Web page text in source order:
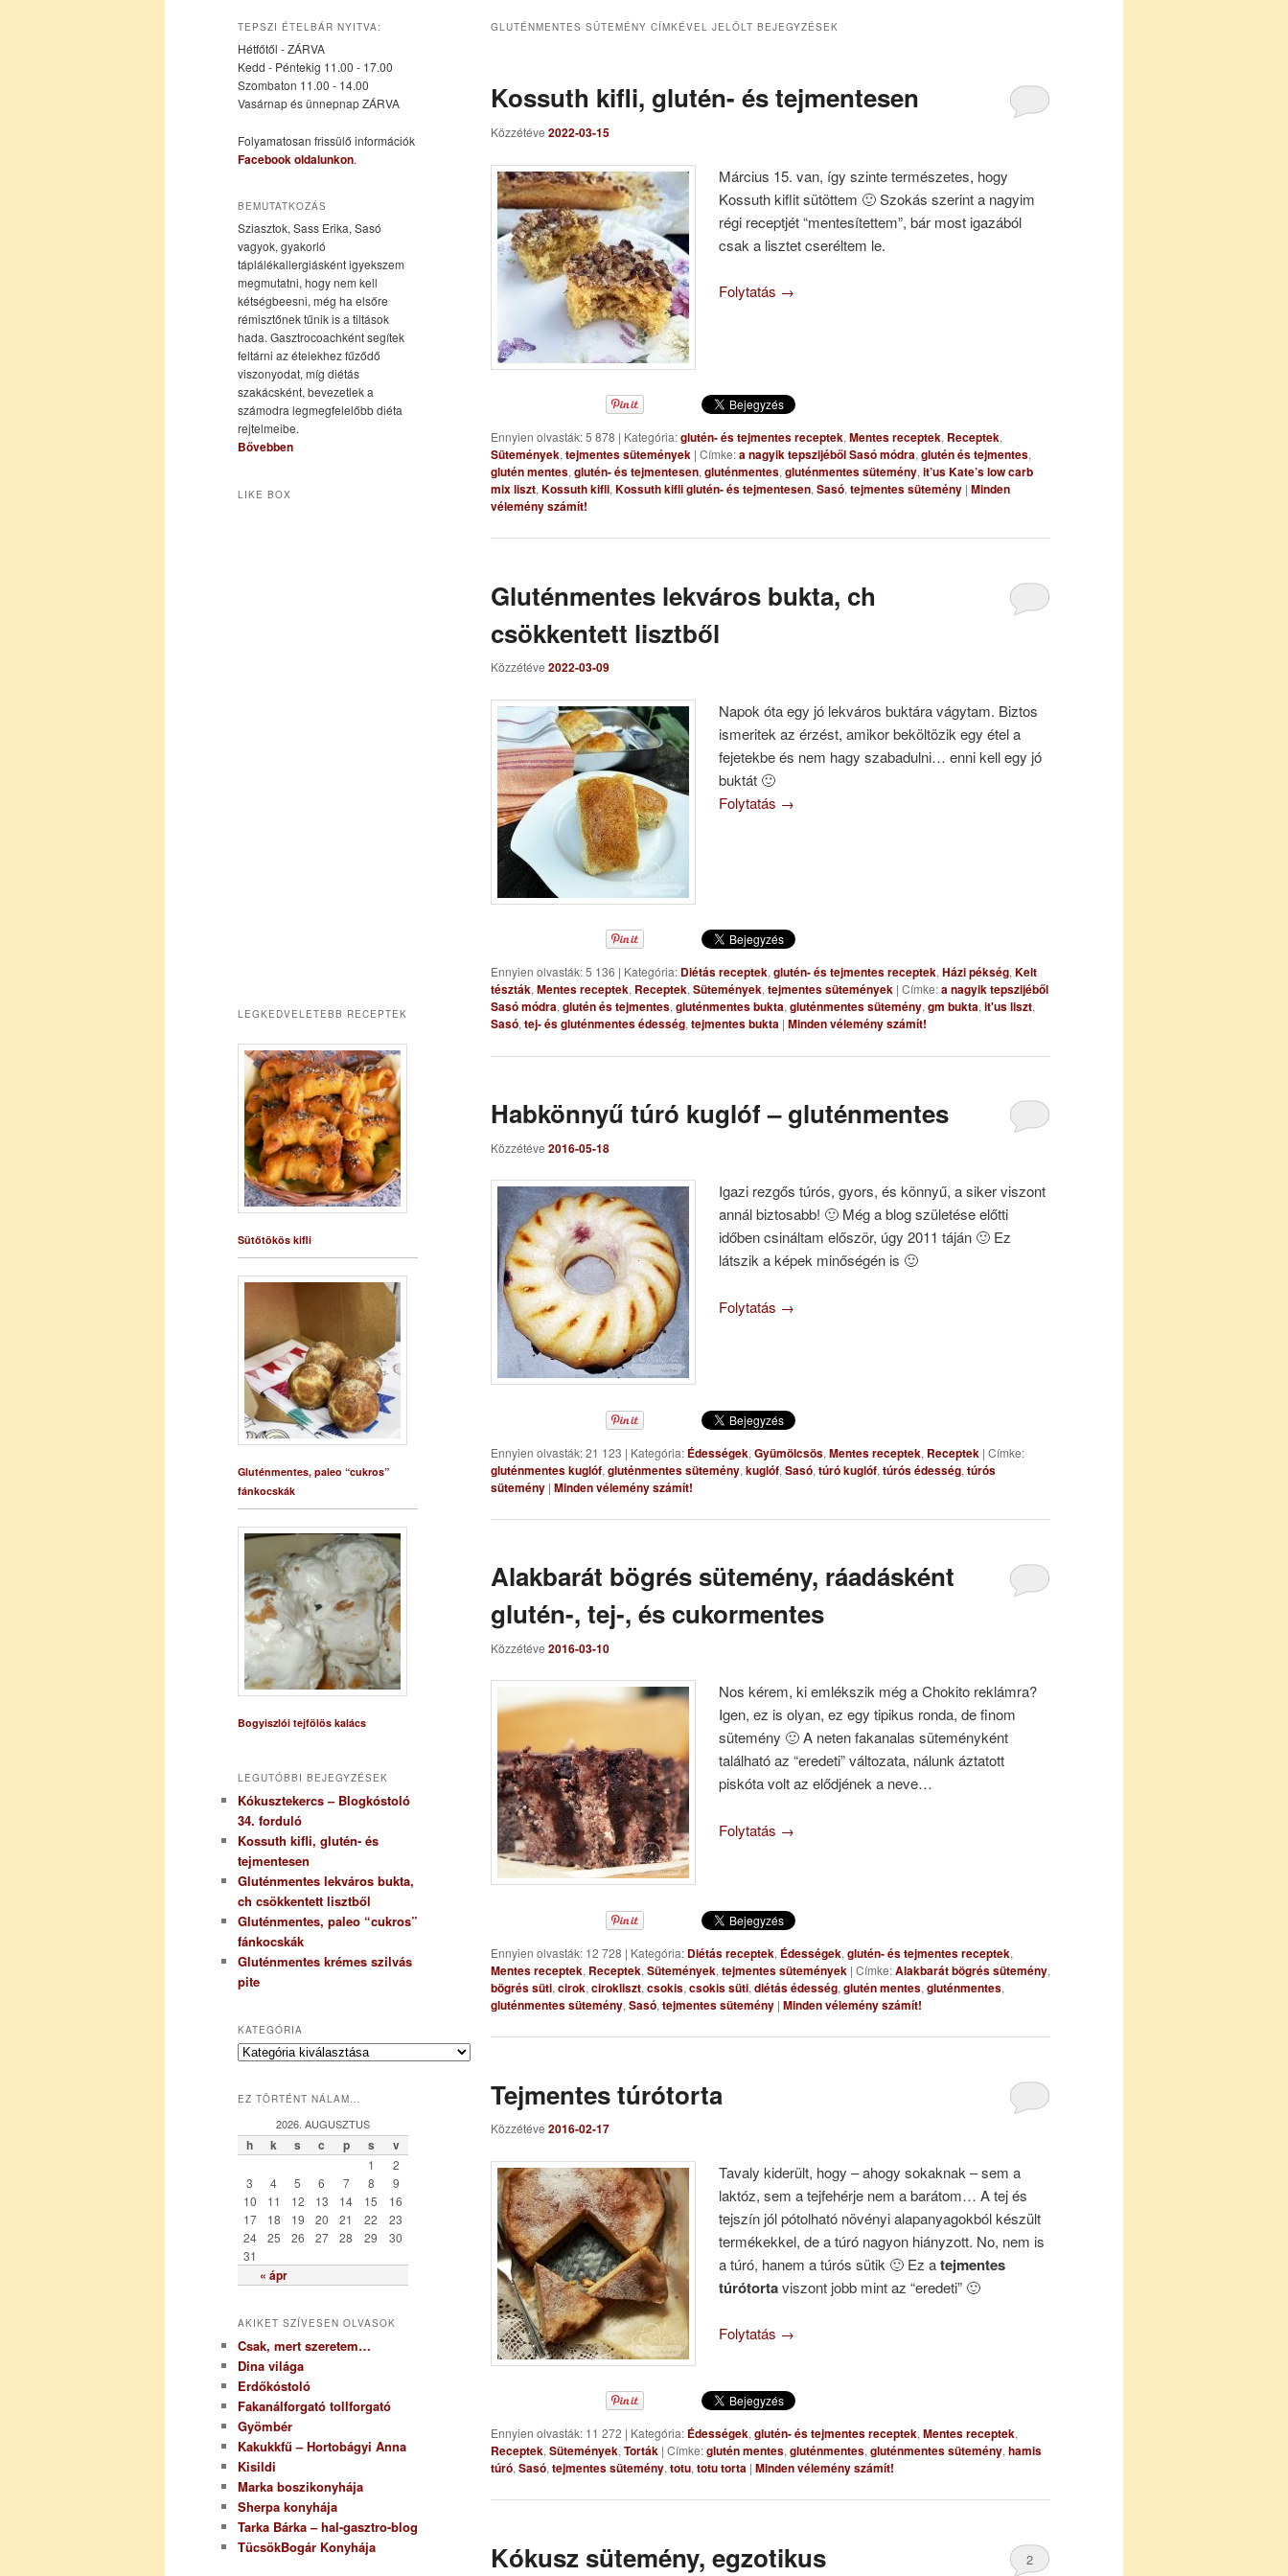
elsődleges
tartalomra
másodlagos
tartalomra
GLUTÉNMENTES SÜTEMÉNY CÍMKÉVEL JELÖLT BEJEGYZÉSEK
Kossuth kifli, glutén- és tejmentesen
Közzétéve 2022-03-15
Március 15. van, így szinte természetes, hogy
Kossuth kiflit sütöttem 🙂 Szokás szerint a nagyim
régi receptjét “mentesítettem”, bár most igazából
csak a lisztet cseréltem le.
Folytatás →
Ennyien olvasták: 5 878 | Kategória:glutén- és tejmentes receptek, Mentes receptek, Receptek,
Sütemények, tejmentes sütemények | Címke:a nagyik tepszijéből Sasó módra, glutén és tejmentes,
glutén mentes, glutén- és tejmentesen, gluténmentes, gluténmentes sütemény, it’us Kate’s low carb
mix liszt, Kossuth kifli, Kossuth kifli glutén- és tejmentesen, Sasó, tejmentes sütemény | Minden
vélemény számít!
Gluténmentes lekváros bukta, ch
csökkentett lisztből
Közzétéve 2022-03-09
Napok óta egy jó lekváros buktára vágytam. Biztos
ismeritek az érzést, amikor beköltözik egy étel a
fejetekbe és nem hagy szabadulni… enni kell egy jó
buktát 🙂
Folytatás →
Ennyien olvasták: 5 136 | Kategória: Diétás receptek, glutén- és tejmentes receptek, Házi pékség, Kelt
tészták, Mentes receptek, Receptek, Sütemények, tejmentes sütemények | Címke:a nagyik tepszijéből
Sasó módra, glutén és tejmentes, gluténmentes bukta, gluténmentes sütemény, gm bukta, it'us liszt,
Sasó, tej- és gluténmentes édesség, tejmentes bukta | Minden vélemény számít!
Habkönnyű túró kuglóf – gluténmentes
Közzétéve 2016-05-18
Igazi rezgős túrós, gyors, és könnyű, a siker viszont
annál biztosabb! 🙂 Még a blog születése előtti
időben csináltam először, úgy 2011 táján 🙂 Ez
látszik a képek minőségén is 🙂
Folytatás →
Ennyien olvasták: 21 123 | Kategória: Édességek, Gyümölcsös, Mentes receptek, Receptek | Címke:
gluténmentes kuglóf, gluténmentes sütemény, kuglóf, Sasó, túró kuglóf, túrós édesség, túrós
sütemény | Minden vélemény számít!
Alakbarát bögrés sütemény, ráadásként
glutén-, tej-, és cukormentes
Közzétéve 2016-03-10
Nos kérem, ki emlékszik még a Chokito reklámra?
Igen, ez is olyan, ez egy tipikus ronda, de finom
sütemény 🙂 A neten fakanalas süteményként
található az “eredeti” változata, nálunk áztatott
piskóta volt az elődjének a neve…
Folytatás →
Ennyien olvasták: 12 728 | Kategória: Diétás receptek, Édességek, glutén- és tejmentes receptek,
Mentes receptek, Receptek, Sütemények, tejmentes sütemények | Címke:Alakbarát bögrés sütemény,
bögrés süti, cirok, cirokliszt, csokis, csokis süti, diétás édesség, glutén mentes, gluténmentes,
gluténmentes sütemény, Sasó, tejmentes sütemény | Minden vélemény számít!
Tejmentes túrótorta
Közzétéve 2016-02-17
Tavaly kiderült, hogy – ahogy sokaknak – sem a
laktóz, sem a tejfehérje nem a barátom… A tej és
tejszín jól pótolható növényi alapanyagokból készült
termékekkel, de a túró nagyon hiányzott. No, nem is
a túró, hanem a túrós sütik 🙂 Ez atejmentes
túrótortaviszont jobb mint az “eredeti” 🙂
Folytatás →
Ennyien olvasták: 11 272 | Kategória: Édességek, glutén- és tejmentes receptek, Mentes receptek,
Receptek, Sütemények, Torták | Címke:glutén mentes, gluténmentes, gluténmentes sütemény, hamis
túró, Sasó, tejmentes sütemény, totu, totu torta | Minden vélemény számít!
Kókusz sütemény, egzotikus
2
TEPSZI ÉTELBÁR NYITVA:
Hétfőtől - ZÁRVA
Kedd - Péntekig 11.00 - 17.00
Szombaton 11.00 - 14.00
Vasárnap és ünnepnap ZÁRVA
Folyamatosan frissülő információk
Facebook oldalunkon.
BEMUTATKOZÁS
Sziasztok, Sass Erika, Sasó
vagyok, gyakorló
táplálékallergiásként igyekszem
megmutatni, hogy nem kell
kétségbeesni, még ha elsőre
rémisztőnek tűnik is a tiltások
hada. Gasztrocoachként segítek
feltárni az ételekhez fűződő
viszonyodat, míg diétás
szakácsként, bevezetlek a
számodra legmegfelelőbb diéta
rejtelmeibe.
Bővebben
LIKE BOX
LEGKEDVELETEBB RECEPTEK
Sütőtökös kifli
Gluténmentes, paleo “cukros”
fánkocskák
Bogyiszlói tejfölös kalács
LEGUTÓBBI BEJEGYZÉSEK
Kókusztekercs – Blogkóstoló
34. forduló
Kossuth kifli, glutén- és
tejmentesen
Gluténmentes lekváros bukta,
ch csökkentett lisztből
Gluténmentes, paleo “cukros”
fánkocskák
Gluténmentes krémes szilvás
pite
KATEGÓRIA
K
e
r
EZ TÖRTÉNT NÁLAM…
2026. AUGUSZTUS
h k s c p s v
« ápr
1
2
3
4 5 6 7 8
9
10
11 12 13 14 15
16
17
18 19 20 21 22
23
24
25 26 27 28 29
30
31
AKIKET SZÍVESEN OLVASOK
Csak, mert szeretem…
Dina világa
Erdőkóstoló
Fakanálforgató tollforgató
Gyömbér
Kakukkfű – Hortobágyi Anna
Kisildi
Marka boszikonyhája
Sherpa konyhája
Tarka Bárka – hal-gasztro-blog
TücsökBogár Konyhája